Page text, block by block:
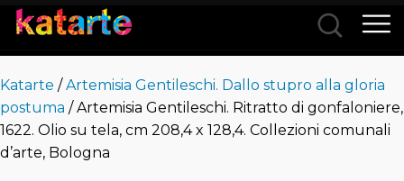
Categorie
Katarte /Artemisia Gentileschi. Dallo stupro alla gloria
postuma / Artemisia Gentileschi. Ritratto di gonfaloniere,
1622. Olio su tela, cm 208,4 x 128,4. Collezioni comunali
d’arte, Bologna